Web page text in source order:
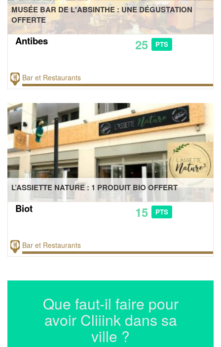
MUSÉE BAR DE L'ABSINTHE : UNE DÉGUSTATION
OFFERTE
Antibes 25 PTS
Bar et Restaurants
L’ASSIETTE NATURE : 1 PRODUIT BIO OFFERT
Biot 15 PTS
Bar et Restaurants
Que faut-il faire pour
avoir Cliiink dans sa
ville ?